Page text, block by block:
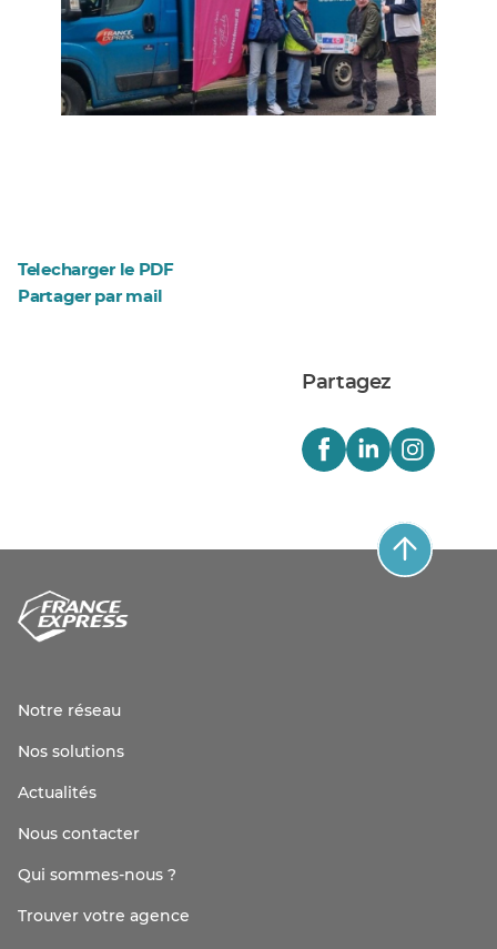
Telecharger le PDF
Partager par mail
Partagez
Notre réseau
Nos solutions
Actualités
Nous contacter
Qui sommes-nous ?
Trouver votre agence